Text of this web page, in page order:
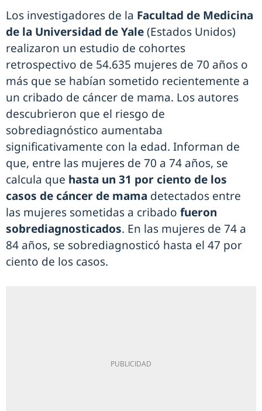
Los investigadores de la Facultad de Medicina
de la Universidad de Yale(Estados Unidos)
realizaron un estudio de cohortes
retrospectivo de 54.635 mujeres de 70 años o
más que se habían sometido recientemente a
un cribado de cáncer de mama. Los autores
descubrieron que el riesgo de
sobrediagnóstico aumentaba
significativamente con la edad. Informan de
que, entre las mujeres de 70 a 74 años, se
calcula que hasta un 31 por ciento de los
casos de cáncer de mama detectados entre
las mujeres sometidas a cribado fueron
sobrediagnosticados. En las mujeres de 74 a
84 años, se sobrediagnosticó hasta el 47 por
ciento de los casos.